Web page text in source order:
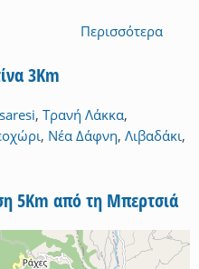
Περισσότερα
3Km
, Τρανή Λάκκα,
, Νέα Δάφνη, Λιβαδάκι,
5Km από τη Μπερτσιά